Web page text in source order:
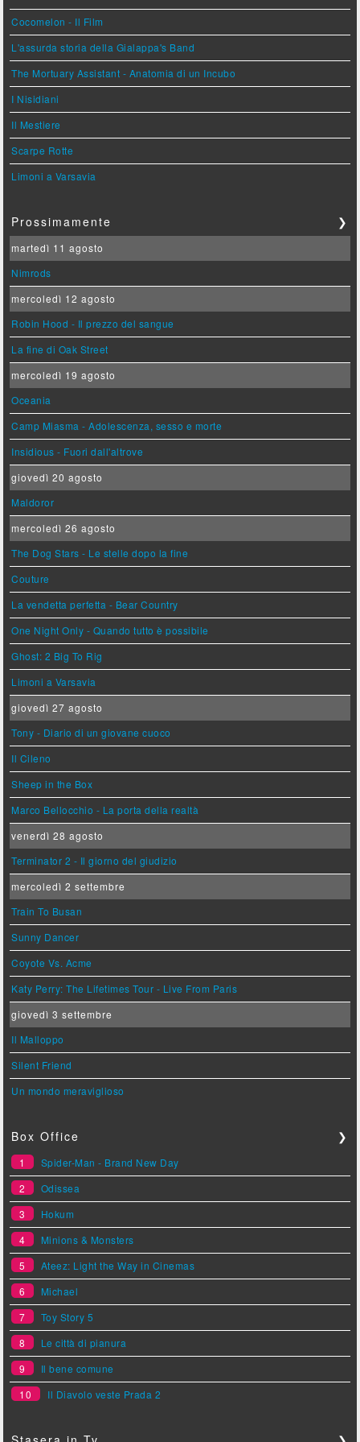
Cocomelon - Il Film
L'assurda storia della Gialappa's Band
The Mortuary Assistant - Anatomia di un Incubo
I Nisidiani
Il Mestiere
Scarpe Rotte
Limoni a Varsavia
Prossimamente ❯
martedì 11 agosto
Nimrods
mercoledì 12 agosto
Robin Hood - Il prezzo del sangue
La fine di Oak Street
mercoledì 19 agosto
Oceania
Camp Miasma - Adolescenza, sesso e morte
Insidious - Fuori dall'altrove
giovedì 20 agosto
Maldoror
mercoledì 26 agosto
The Dog Stars - Le stelle dopo la fine
Couture
La vendetta perfetta - Bear Country
One Night Only - Quando tutto è possibile
Ghost: 2 Big To Rig
Limoni a Varsavia
giovedì 27 agosto
Tony - Diario di un giovane cuoco
Il Cileno
Sheep in the Box
Marco Bellocchio - La porta della realtà
venerdì 28 agosto
Terminator 2 - Il giorno del giudizio
mercoledì 2 settembre
Train To Busan
Sunny Dancer
Coyote Vs. Acme
Katy Perry: The Lifetimes Tour - Live From Paris
giovedì 3 settembre
Il Malloppo
Silent Friend
Un mondo meraviglioso
Box Office ❯
1
Spider-Man - Brand New Day
2
Odissea
3
Hokum
4
Minions & Monsters
5
Ateez: Light the Way in Cinemas
6
Michael
7
Toy Story 5
8
Le città di pianura
9
Il bene comune
10
Il Diavolo veste Prada 2